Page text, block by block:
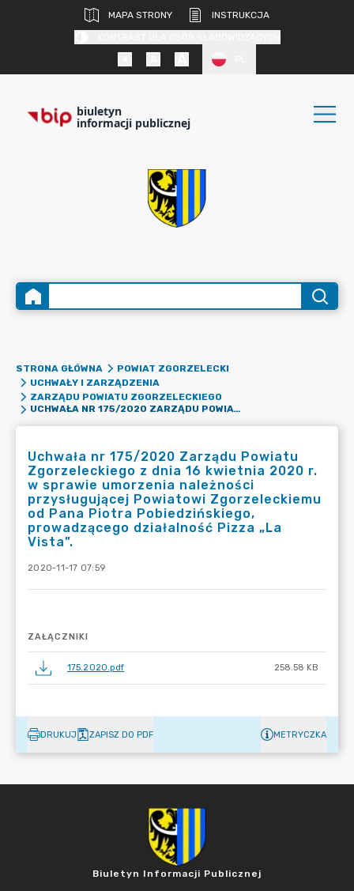
MAPA STRONY
INSTRUKCJA
biuletyn
informacji publicznej
STRONA GŁÓWNA
POWIAT ZGORZELECKI
UCHWAŁY I ZARZĄDZENIA
ZARZĄDU POWIATU ZGORZELECKIEGO
UCHWAŁA NR 175/2020 ZARZĄDU POWIATU ZGORZELECKIEGO Z DNIA 16 KWIETNIA 2020 R. W SPRAWIE UMORZENIA NALEŻNOŚCI PRZYSŁUGUJĄCEJ POWIATOWI ZGORZELECKIEMU OD PANA PIOTRA POBIEDZIŃSKIEGO, PROWADZĄCEGO DZIAŁALNOŚĆ PIZZA „LA VISTA”.
Uchwała nr 175/2020 Zarządu Powiatu
Zgorzeleckiego z dnia 16 kwietnia 2020 r.
w sprawie umorzenia należności
przysługującej Powiatowi Zgorzeleckiemu
od Pana Piotra Pobiedzińskiego,
prowadzącego działalność Pizza „La
Vista”.
2020-11-17 07:59
ZAŁĄCZNIKI
175.2020.pdf 258.58 KB
DRUKUJ ZAPISZ DO PDF METRYCZKA
Biuletyn Informacji Publicznej